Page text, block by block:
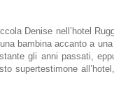
Denise nell’ hotel
bambina accanto a
gli anni passati,
supertestimone